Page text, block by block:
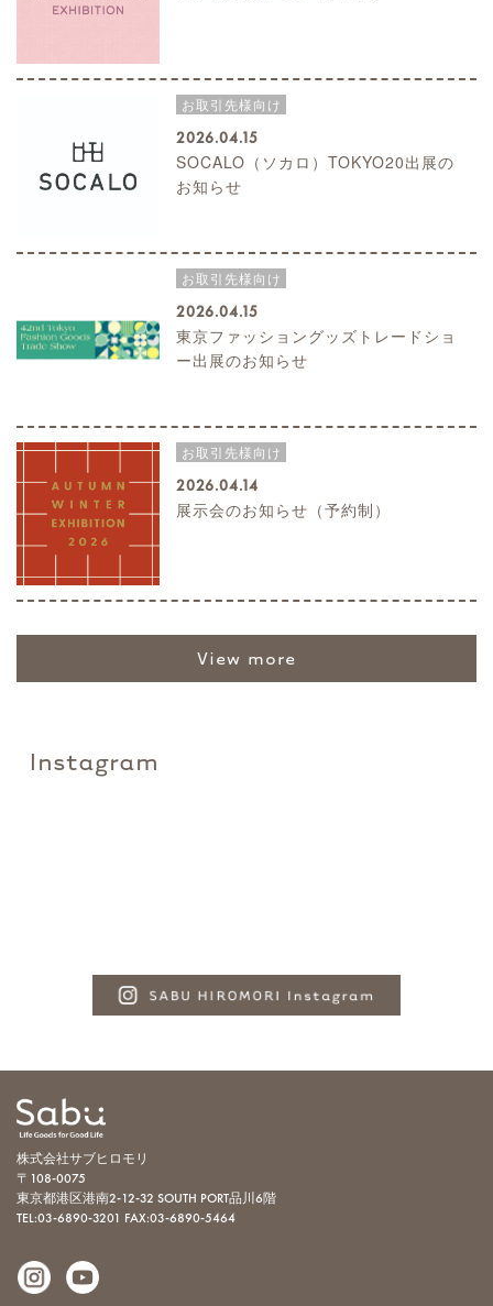
お取引先様向け
2026.04.15
SOCALO（ソカロ）TOKYO20出展の
お知らせ
お取引先様向け
2026.04.15
東京ファッショングッズトレードショ
ー出展のお知らせ
お取引先様向け
2026.04.14
展示会のお知らせ（予約制）
view more
Instagram
株式会社サブヒロモリ
〒108-0075
東京都港区港南2-12-32 SOUTH PORT品川6階
TEL:03-6890-3201 FAX:03-6890-5464